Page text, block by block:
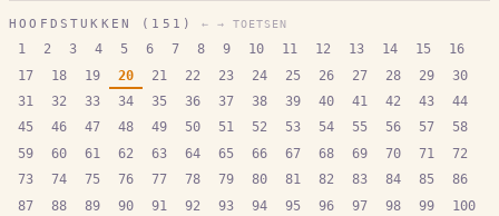
HOOFDSTUKKEN ( 151 ) ← → TOETSEN
1 2 3 4 5 6 7 8 9 10 11 12 13 14 15
16
17
18 19 20 21 22 23 24 25 26 27 28 29
30
31
32 33 34 35 36 37 38 39 40 41 42 43
44
45
46 47 48 49 50 51 52 53 54 55 56 57
58
59
60 61 62 63 64 65 66 67 68 69 70 71
72
73
74 75 76 77 78 79 80 81 82 83 84 85
86
87
88 89 90 91 92 93 94 95 96 97 98 99
100